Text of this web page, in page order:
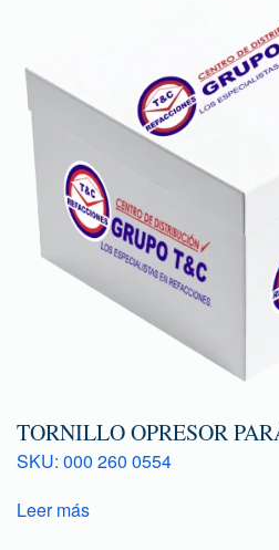
TORNILLO OPRESOR
SKU: 000 260 0554
Leer más